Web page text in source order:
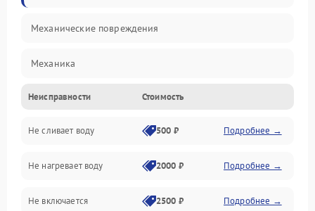
Механические повреждения
Механика
Управление
Электропитание
Датчики
Нагрев
Неисправности Стоимость
Не сливает воду 500 ₽ Подробнее →
Не нагревает воду 2000 ₽ Подробнее →
Не включается 2500 ₽ Подробнее →